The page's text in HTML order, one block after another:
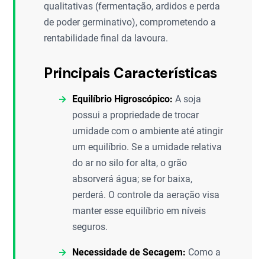
qualitativas (fermentação, ardidos e perda
de poder germinativo), comprometendo a
rentabilidade final da lavoura.
Principais Características
Equilíbrio Higroscópico: A soja
possui a propriedade de trocar
umidade com o ambiente até atingir
um equilíbrio. Se a umidade relativa
do ar no silo for alta, o grão
absorverá água; se for baixa,
perderá. O controle da aeração visa
manter esse equilíbrio em níveis
seguros.
Necessidade de Secagem: Como a